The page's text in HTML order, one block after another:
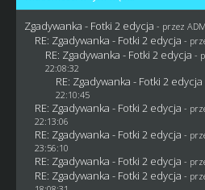
Zgadywanka - Fotki 2 edycja - przez
RE: Zgadywanka - Fotki 2 edycja -
RE: Zgadywanka - Fotki 2 edycja -
22:08:32
RE: Zgadywanka - Fotki 2 edycja
22:10:45
RE: Zgadywanka - Fotki 2 edycja -
22:13:06
RE: Zgadywanka - Fotki 2 edycja -
23:56:10
RE: Zgadywanka - Fotki 2 edycja -
RE: Zgadywanka - Fotki 2 edycja -